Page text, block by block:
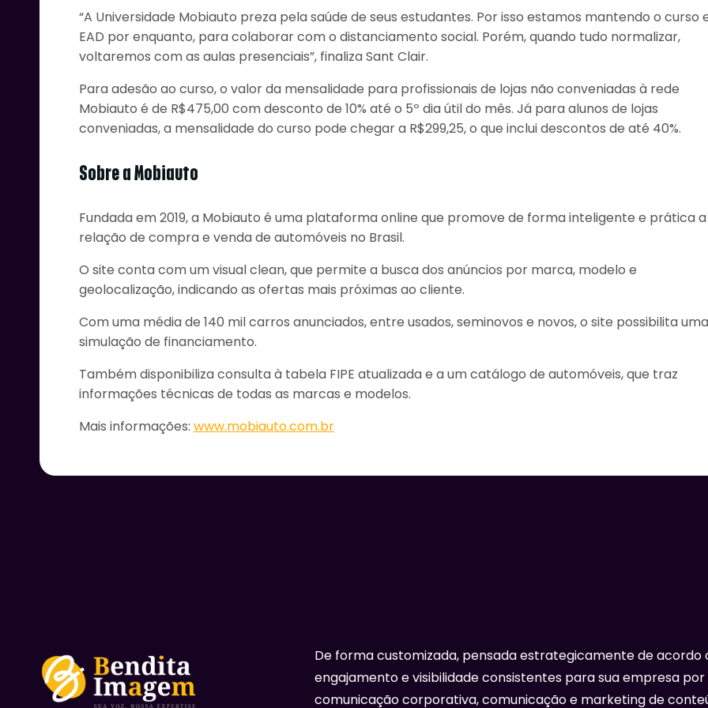
“A Universidade Mobiauto preza pela saúde de seus estudantes. Por isso estamos mantendo o curso
EAD por enquanto, para colaborar com o distanciamento social. Porém, quando tudo normalizar,
voltaremos com as aulas presenciais”, finaliza Sant Clair.
Para adesão ao curso, o valor da mensalidade para profissionais de lojas não conveniadas à rede
Mobiauto é de R$475,00 com desconto de 10% até o 5º dia útil do mês. Já para alunos de lojas
conveniadas, a mensalidade do curso pode chegar a R$299,25, o que inclui descontos de até 40%.
Sobre a Mobiauto
Fundada em 2019, a Mobiauto é uma plataforma online que promove de forma inteligente e prática a
relação de compra e venda de automóveis no Brasil.
O site conta com um visual clean, que permite a busca dos anúncios por marca, modelo e
geolocalização, indicando as ofertas mais próximas ao cliente.
Com uma média de 140 mil carros anunciados, entre usados, seminovos e novos, o site possibilita uma
simulação de financiamento.
Também disponibiliza consulta à tabela FIPE atualizada e a um catálogo de automóveis, que traz
informações técnicas de todas as marcas e modelos.
Mais informações: www.mobiauto.com.br
De forma customizada, pensada estrategicamente de
engajamento e visibilidade consistentes para sua empresa
comunicação corporativa, comunicação e marketing de